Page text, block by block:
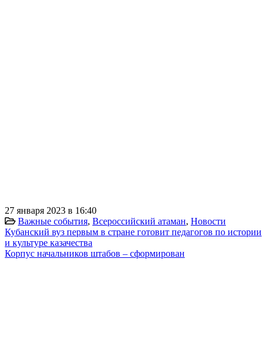
27 января 2023 в 16:40
Важные события, Всероссийский атаман, Новости
Кубанский вуз первым в стране готовит педагогов по истории
и культуре казачества
Корпус начальников штабов – сформирован